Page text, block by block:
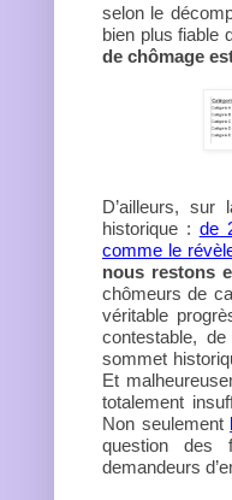
selon le
bien plus fiable
de chômage
D’ailleurs,
historique : de
comme le
nous restons
chômeurs de
véritable
contestable,
sommet
Et
totalement
Non seulement
question des
demandeurs